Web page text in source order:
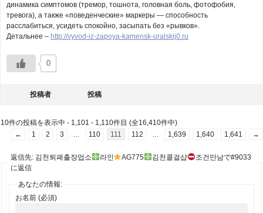
динамика симптомов (тремор, тошнота, головная боль, фотофобия,
тревога), а также «поведенческие» маркеры — способность
расслабиться, усидеть спокойно, засыпать без «рывков».
Детальнее – http://vyvod-iz-zapoya-kamensk-uralskij0.ru
0
投稿者 投稿
10件の投稿を表示中 - 1,101 - 1,110件目 (全16,410件中)
←
1 2 3 … 110 111 112 … 1,639 1,640 1,641 →
返信先: 김천퇴폐출장업소 라인 AG775 김천콜걸샵
조건만남で#9033
に返信
あなたの情報:
お名前 (必須)